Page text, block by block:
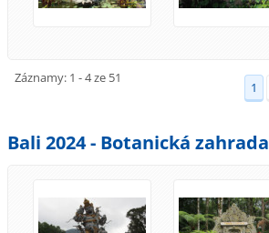
Záznamy: 1 - 4 ze 51
1
Bali 2024 - Botanická zahrada